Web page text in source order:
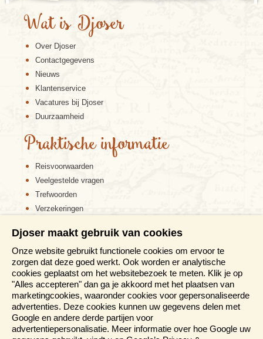
Wat is Djoser
Over Djoser
Contactgegevens
Nieuws
Klantenservice
Vacatures bij Djoser
Duurzaamheid
Praktische informatie
Reisvoorwaarden
Veelgestelde vragen
Trefwoorden
Verzekeringen
Disclaimer
Cookiebeleid
Privacy verklaring
Reis en boek met Djoser zekerheid
Meer weten?
Brochures aanvragen
Djoser maakt gebruik van cookies
Onze website gebruikt functionele cookies om ervoor te
zorgen dat deze goed werkt. Ook worden er analytische
cookies geplaatst om het websitebezoek te meten. Klik je op
"Alles accepteren" dan ga je akkoord met het plaatsen van
marketingcookies, waaronder cookies voor gepersonaliseerde
advertenties. Deze cookies kunnen uw gegevens delen met
Google en andere derde partijen voor
advertentiepersonalisatie. Meer informatie over hoe Google uw